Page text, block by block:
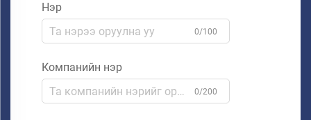
Нэр
0/100
Компанийн нэр
0/200